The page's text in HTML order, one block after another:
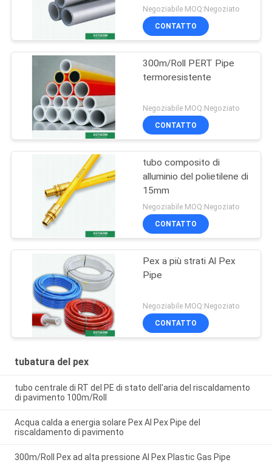
riscaldamento a
pavimento di 16mm
buona
Negoziabile MOQ:Negoziato
CONTATTO
300m/Roll PERT Pipe
termoresistente
Negoziabile MOQ:Negoziato
CONTATTO
tubo composito di
alluminio del polietilene di
15mm
Negoziabile MOQ:Negoziato
CONTATTO
Pex a più strati Al Pex
Pipe
Negoziabile MOQ:Negoziato
CONTATTO
tubatura del pex
tubo centrale di RT del PE di stato dell'aria del riscaldamento
di pavimento 100m/Roll
Acqua calda a energia solare Pex Al Pex Pipe del
riscaldamento di pavimento
300m/Roll Pex ad alta pressione Al Pex Plastic Gas Pipe